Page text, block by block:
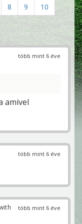
8 9
10
több mint 6 éve
amivel
több mint 6 éve
több mint 6 éve